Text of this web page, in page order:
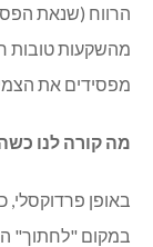
הרווח (שנאת
מהשקעות טובות
מפסידים את
מה קורה לנו
באופן
במקום "לחתוך"